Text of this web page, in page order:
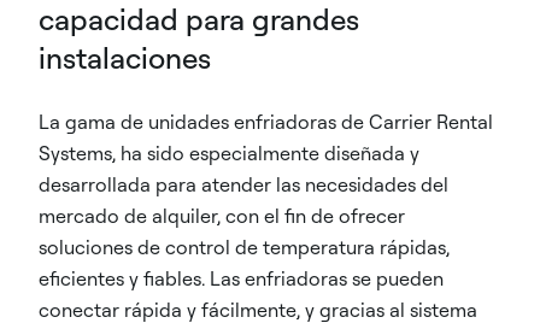
capacidad para grandes
instalaciones
La gama de unidades enfriadoras de Carrier Rental
Systems, ha sido especialmente diseñada y
desarrollada para atender las necesidades del
mercado de alquiler, con el fin de ofrecer
soluciones de control de temperatura rápidas,
eficientes y fiables. Las enfriadoras se pueden
conectar rápida y fácilmente, y gracias al sistema